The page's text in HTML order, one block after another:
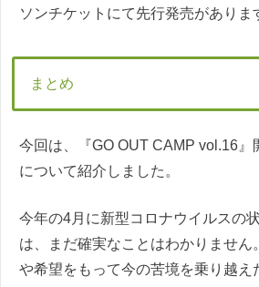
ソンチケットにて先行発売がありま
まとめ
今回は、『GO OUT CAMP vol.16』
について紹介しました。
今年の4月に新型コロナウイルスの
は、まだ確実なことはわかりません
や希望をもって今の苦境を乗り越え